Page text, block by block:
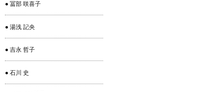
● 冨部 咲喜子
● 湯浅 記央
● 吉永 哲子
● 石川 史